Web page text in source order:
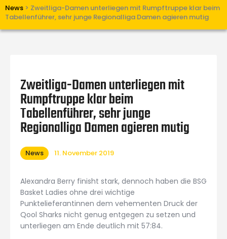
News > Zweitliga-Damen unterliegen mit Rumpftruppe klar beim
Tabellenführer, sehr junge Regionalliga Damen agieren mutig
Links
Zweitliga-Damen unterliegen mit
Rumpftruppe klar beim
Tabellenführer, sehr junge
Regionalliga Damen agieren mutig
News 11. November 2019
Alexandra Berry finisht stark, dennoch haben die BSG
Basket Ladies ohne drei wichtige
Punktelieferantinnen dem vehementen Druck der
Qool Sharks nicht genug entgegen zu setzen und
unterliegen am Ende deutlich mit 57:84.